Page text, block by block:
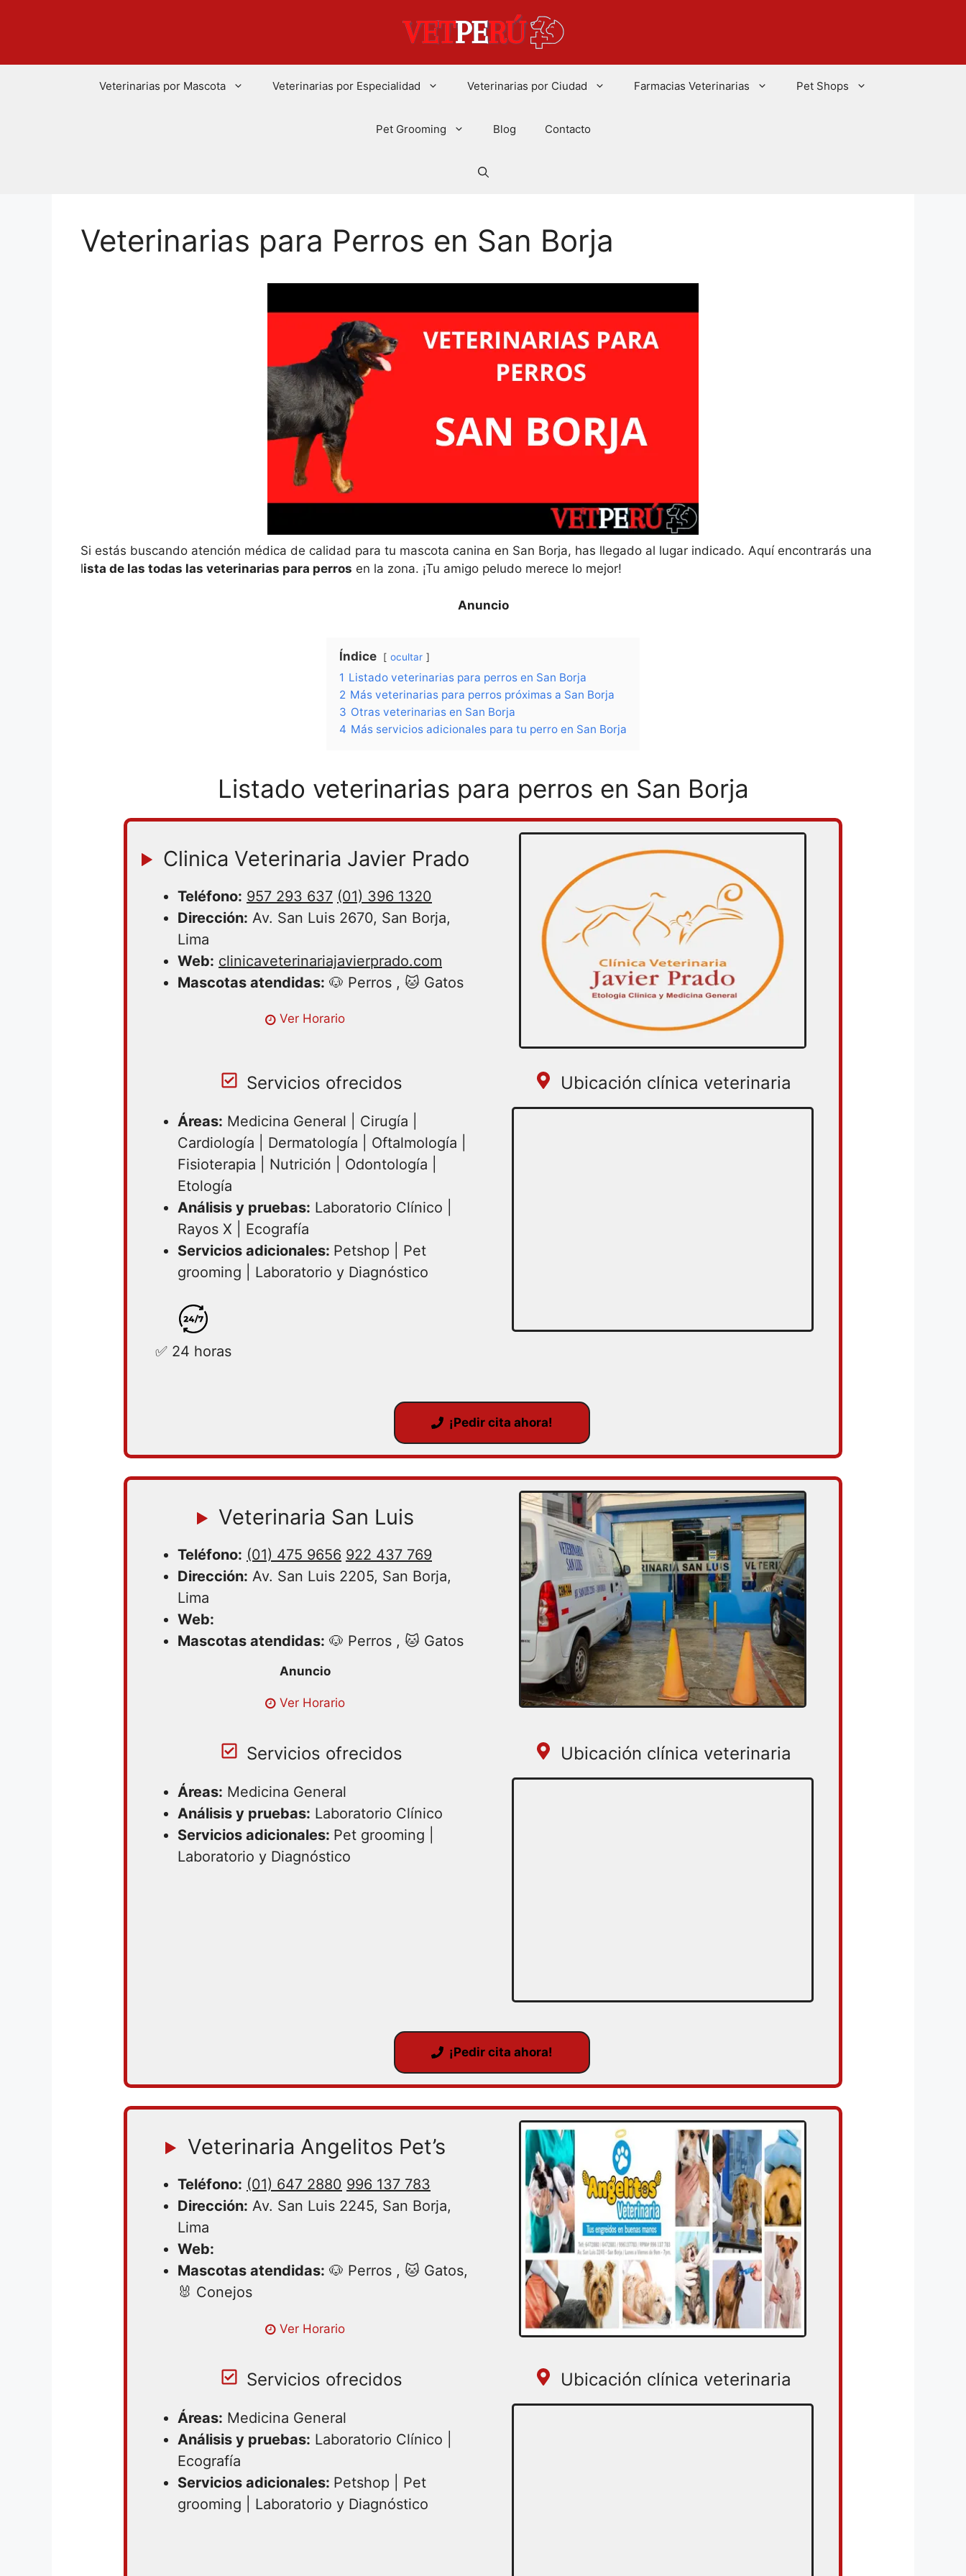
Veterinarias por Mascota Veterinarias por Especialidad Veterinarias por Ciudad Farmacias Veterinarias Pet Shops
Pet Grooming Blog Contacto
Veterinarias para Perros en San Borja
Si estás buscando atención médica de calidad para tu mascota canina en San Borja, has llegado al lugar indicado. Aquí encontrarás una
lista de las todas las veterinarias para perros en la zona. ¡Tu amigo peludo merece lo mejor!
Índice ocultar
1 Listado veterinarias para perros en San Borja
2 Más veterinarias para perros próximas a San Borja
3 Otras veterinarias en San Borja
4 Más servicios adicionales para tu perro en San Borja
Listado veterinarias para perros en San Borja
Clinica Veterinaria Javier Prado
Teléfono: 957 293 637 (01) 396 1320
Dirección: Av. San Luis 2670, San Borja,
Lima
Web: clinicaveterinariajavierprado.com
Mascotas atendidas: 🐶 Perros , 🐱 Gatos
Ver Horario
Servicios ofrecidos
Áreas: Medicina General | Cirugía |
Cardiología | Dermatología | Oftalmología |
Fisioterapia | Nutrición | Odontología |
Etología
Análisis y pruebas: Laboratorio Clínico |
Rayos X | Ecografía
Servicios adicionales: Petshop | Pet
grooming | Laboratorio y Diagnóstico
✅ 24 horas
Ubicación clínica veterinaria
¡Pedir cita ahora!
Veterinaria San Luis
Teléfono: (01) 475 9656 922 437 769
Dirección: Av. San Luis 2205, San Borja,
Lima
Web:
Mascotas atendidas: 🐶 Perros , 🐱 Gatos
Lunes 09:00AM – 06:00PM | Martes 09:00AM – 06:00PM
09:00AM – 06:00PM | Domingo cerrado
Ver Horario
Servicios ofrecidos
Áreas: Medicina General
Análisis y pruebas: Laboratorio Clínico
Servicios adicionales: Pet grooming |
Laboratorio y Diagnóstico
Ubicación clínica veterinaria
¡Pedir cita ahora!
Veterinaria Angelitos Pet’s
Teléfono: (01) 647 2880 996 137 783
Dirección: Av. San Luis 2245, San Borja,
Lima
Web:
Mascotas atendidas: 🐶 Perros , 🐱 Gatos,
🐰 Conejos
Lunes 09:00AM – 07:00PM | Martes 09:00AM – 07:00PM
Ver Horario
Servicios ofrecidos
Áreas: Medicina General
Análisis y pruebas: Laboratorio Clínico |
Ecografía
Servicios adicionales: Petshop | Pet
grooming | Laboratorio y Diagnóstico
Ubicación clínica veterinaria